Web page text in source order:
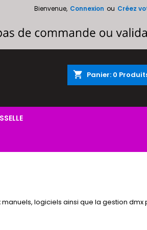
Bienvenue, Connexion ou Créez
shopping_cart Panier: 0
logiciels ainsi que la gestion dmx